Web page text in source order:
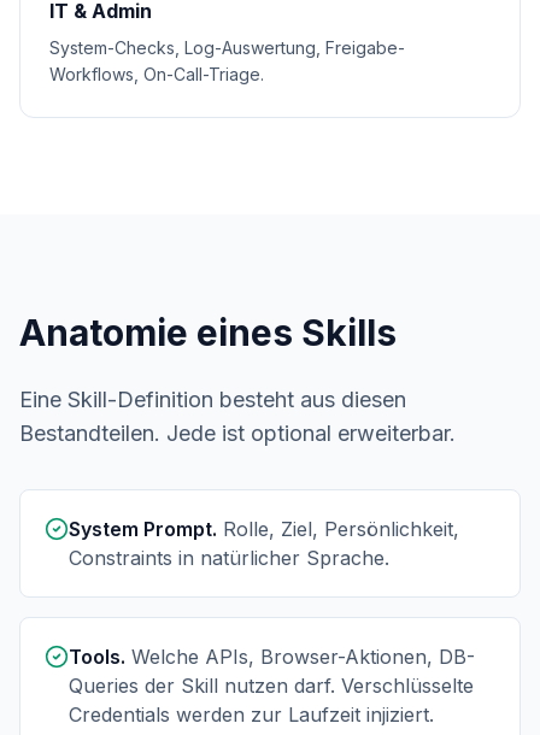
IT & Admin
System-Checks, Log-Auswertung, Freigabe-
Workflows, On-Call-Triage.
Anatomie eines Skills
Eine Skill-Definition besteht aus diesen
Bestandteilen. Jede ist optional erweiterbar.
System Prompt. Rolle, Ziel, Persönlichkeit,
Constraints in natürlicher Sprache.
Tools. Welche APIs, Browser-Aktionen, DB-
Queries der Skill nutzen darf. Verschlüsselte
Credentials werden zur Laufzeit injiziert.